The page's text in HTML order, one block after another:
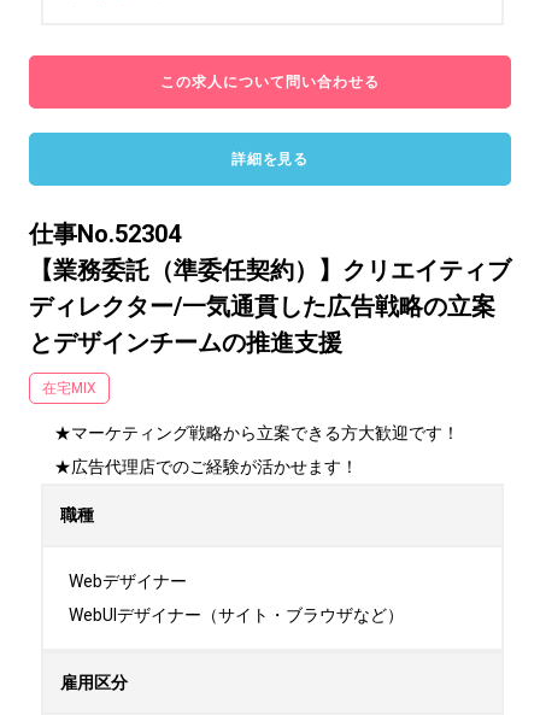
この求人について問い合わせる
詳細を見る
仕事No.52304
【業務委託（準委任契約）】クリエイティブ
ディレクター/一気通貫した広告戦略の立案
とデザインチームの推進支援
在宅MIX
★マーケティング戦略から立案できる方大歓迎です！
★広告代理店でのご経験が活かせます！
職種
Webデザイナー
WebUIデザイナー（サイト・ブラウザなど）
雇用区分